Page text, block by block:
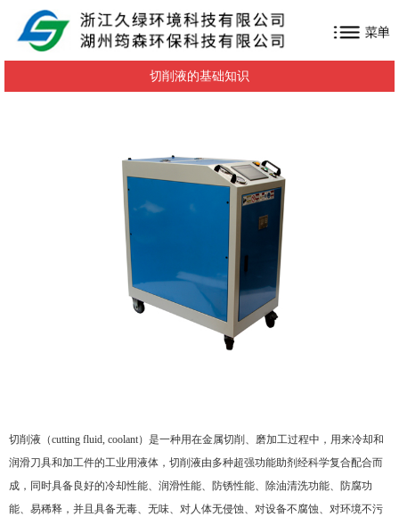
切削液的基础知识
切削液（cutting fluid, coolant）是一种用在金属切削、磨加工过程中，用来冷却和
润滑刀具和加工件的工业用液体，切削液由多种超强功能助剂经科学复合配合而
成，同时具备良好的冷却性能、润滑性能、防锈性能、除油清洗功能、防腐功
能、易稀释，并且具备无毒、无味、对人体无侵蚀、对设备不腐蚀、对环境不污